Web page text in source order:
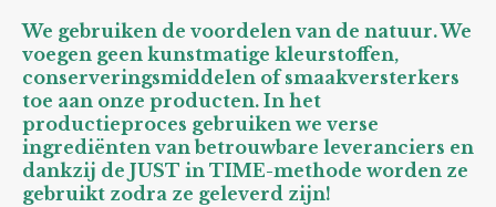
We gebruiken de voordelen van de natuur. We
voegen geen kunstmatige kleurstoffen,
conserveringsmiddelen of smaakversterkers
toe aan onze producten. In het
productieproces gebruiken we verse
ingrediënten van betrouwbare leveranciers en
dankzij de JUST in TIME-methode worden ze
gebruikt zodra ze geleverd zijn!